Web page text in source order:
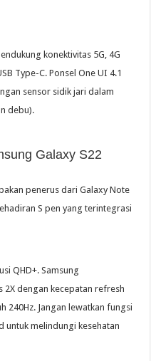
konektivitas 5G, 4G
Type-C. Ponsel One UI 4.1
sensor sidik jari dalam
debu).
Galaxy S22
penerus dari Galaxy Note
S pen yang terintegrasi
QHD+. Samsung
2X dengan kecepatan refresh
240Hz. Jangan lewatkan fungsi
untuk melindungi kesehatan